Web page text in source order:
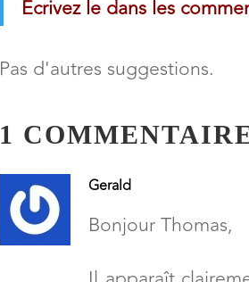
Ecrivez le dans les
Pas d'autres suggestions.
1
Gerald
Bonjour Thomas,